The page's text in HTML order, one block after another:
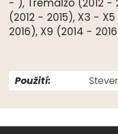
- ), Tremalzo (2012 -
(2012 - 2015), X3 -
2016), X9 (2014 -
Použití: